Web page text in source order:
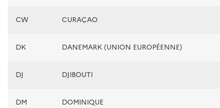
CW CURAÇAO
DK DANEMARK (UNION EUROPÉENNE)
DJ DJIBOUTI
DM DOMINIQUE